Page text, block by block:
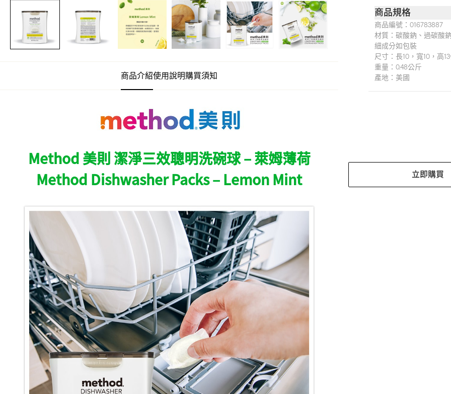
+More
商品介紹使用說明購買須知
Method 美則 潔淨三效聰明洗碗球 – 萊姆薄荷
Method Dishwasher Packs – Lemon Mint
商品規格
商品編號： 016783887
材質： 碳酸鈉、過碳酸
細成分如包裝
尺寸： 長10，寬10，高
重量： 0.48公斤
產地： 美國
立即購買